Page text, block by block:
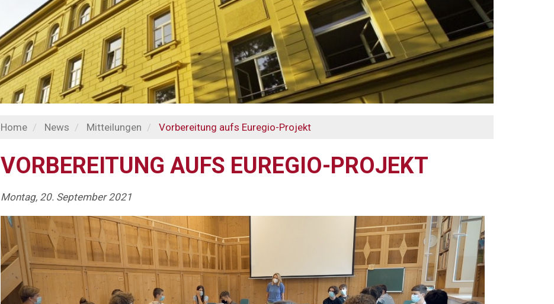
Home News Mitteilungen Vorbereitung aufs Euregio-Projekt
VORBEREITUNG AUFS EUREGIO-PROJEKT
Montag, 20. September 2021